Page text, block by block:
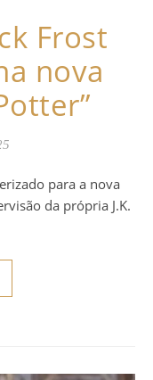
Frost
nova
da própria J.K.